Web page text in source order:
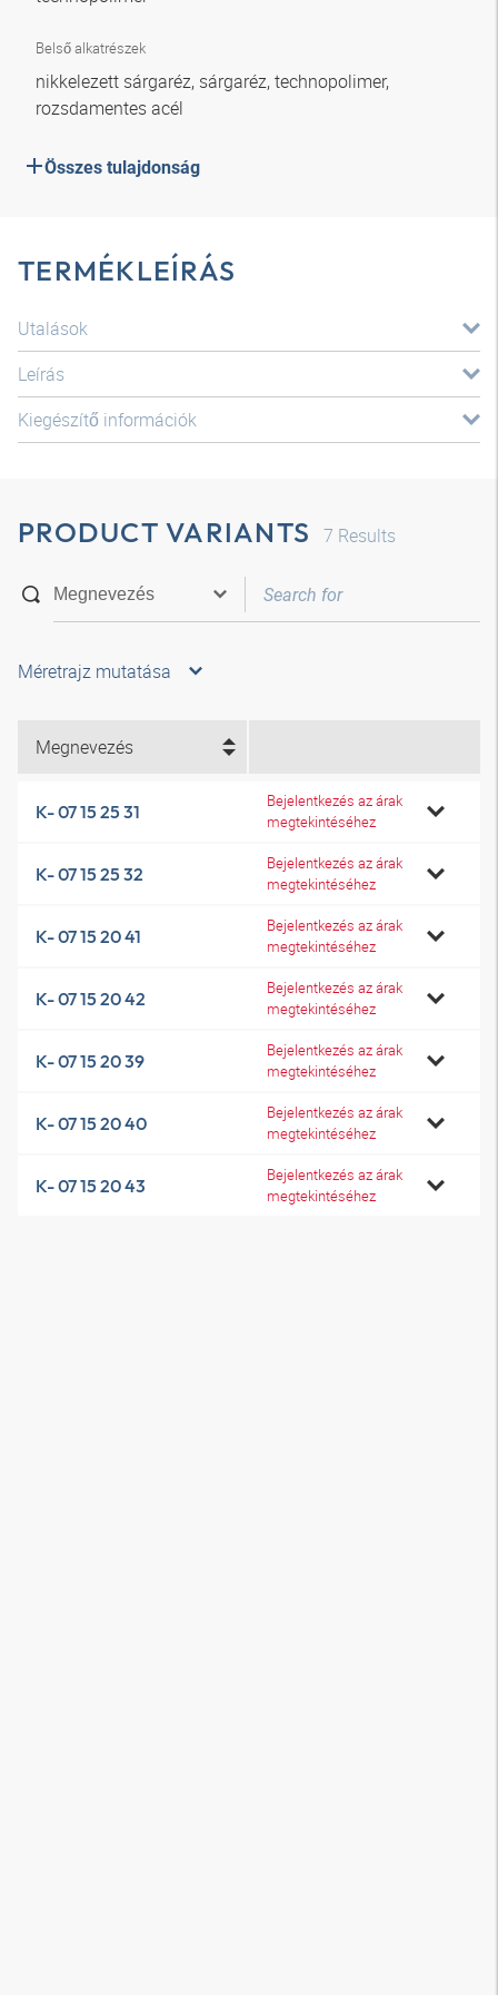
Belső alkatrészek
nikkelezett sárgaréz, sárgaréz, technopolimer,
rozsdamentes acél
Összes tulajdonság
TERMÉKLEÍRÁS
Utalások
Leírás
Kiegészítő információk
PRODUCT VARIANTS 7 Results
Méretrajz mutatása
Megnevezés
K- 07 15 25 31
Bejelentkezés az árak
megtekintéséhez
K- 07 15 25 32
Bejelentkezés az árak
megtekintéséhez
K- 07 15 20 41
Bejelentkezés az árak
megtekintéséhez
K- 07 15 20 42
Bejelentkezés az árak
megtekintéséhez
K- 07 15 20 39
Bejelentkezés az árak
megtekintéséhez
K- 07 15 20 40
Bejelentkezés az árak
megtekintéséhez
K- 07 15 20 43
Bejelentkezés az árak
megtekintéséhez